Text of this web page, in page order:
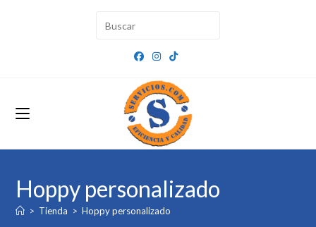
Hoppy personalizado
> Tienda > Hoppy personalizado